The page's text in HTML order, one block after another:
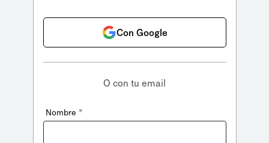
Con Google
O con tu email
Nombre *